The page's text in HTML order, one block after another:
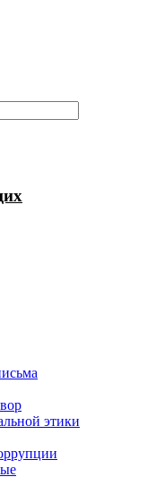
этики